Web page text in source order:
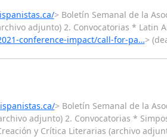
> Boletín Semanal de la
adjunto) 2. Convocatorias * Latin
conference-impact/call-for-pa…>
> Boletín Semanal de la
adjunto) 2. Convocatorias *
y Crítica Literarias (archivo